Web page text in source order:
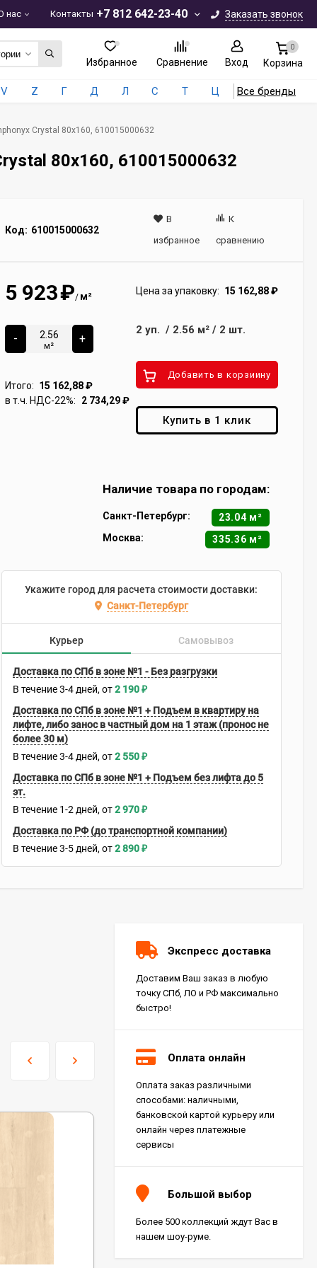
+7 812 642-23-40 Заказать звонок
нас Контакты
Избранное Сравнение Вход
0
Корзина
V Z Г Д Л С Т Ц Все бренды
Crystal 80x160, 610015000632
80x160, 610015000632
Код: 610015000632
В
избранное
К
сравнению
5 923₽/ м²
-
м²
+
Итого: 15 162,88₽
в т.ч. НДС-22%:
2 734,29₽
Цена за упаковку: 15 162,88₽
2 уп. / 2.56 м²/ 2 шт.
Добавить в корзиину
Купить в 1 клик
Наличие товара по городам:
Санкт-Петербург:
23.04 м²
Москва:
335.36 м²
Укажите город для расчета стоимости доставки:
Санкт-Петербург
Курьер Самовывоз
Доставка по СПб в зоне №1 - Без разгрузки
В течение 3-4 дней 2 190₽
Доставка по СПб в зоне №1 + Подъем в квартиру на
лифте, либо занос в частный дом на 1 этаж (пронос не
более 30 м)
В течение 3-4 дней 2 550₽
Доставка по СПб в зоне №1 + Подъем без лифта до 5
эт.
В течение 1-2 дней 2 970₽
Доставка по РФ (до транспортной компании)
В течение 3-5 дней 2 890₽
Экспресс доставка
Доставим Ваш заказ в любую
точку СПб, ЛО и РФ максимально
быстро!
Оплата онлайн
Оплата заказ различными
способами: наличными,
банковской картой курьеру или
онлайн через платежные
сервисы
Большой выбор
Более 500 коллекций ждут Вас в
нашем шоу-руме.
Керамогранит Italon
Charme Extra Silver Ret
60x120, 610010001196
Charme Evo Imperiale
Ret 60x120,